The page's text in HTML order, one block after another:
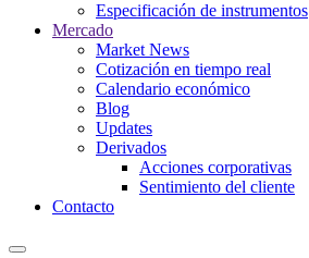
Especificación de instrumentos
Mercado
Market News
Cotización en tiempo real
Calendario económico
Blog
Updates
Derivados
Acciones corporativas
Sentimiento del cliente
Contacto